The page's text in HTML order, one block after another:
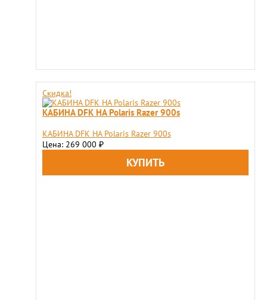
Скидка!
КАБИНА DFK НА Polaris Razer 900s
КАБИНА DFK НА Polaris Razer 900s
Цена: 269 000 ₽